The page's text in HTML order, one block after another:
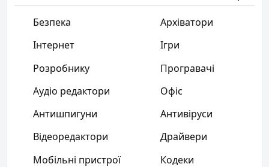
Безпека
Архіватори
Інтернет
Ігри
Розробнику
Програвачі
Аудіо редактори
Офіс
Антишпигуни
Антивіруси
Відеоредактори
Драйвери
Мобільні пристрої
Кодеки